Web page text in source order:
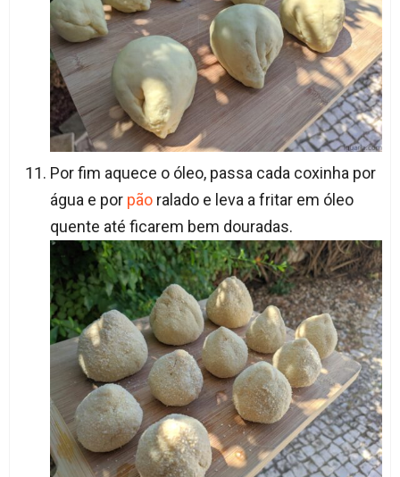
Por fim aquece o óleo, passa cada coxinha por
água e por pãoralado e leva a fritar em óleo
quente até ficarem bem douradas.